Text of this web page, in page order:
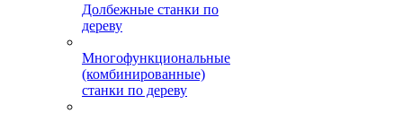
Долбежные станки по
дереву
Многофункциональные
(комбинированные)
станки по дереву